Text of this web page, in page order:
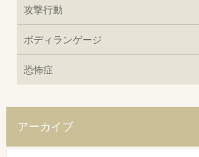
攻撃行動
ボディランゲージ
恐怖症
アーカイブ